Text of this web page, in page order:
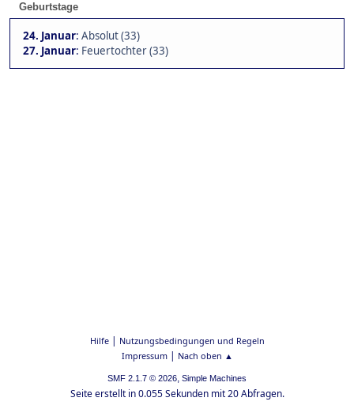
Geburtstage
24. Januar: Absolut (33)
27. Januar: Feuertochter (33)
Hilfe| Nutzungsbedingungen und Regeln
Impressum| Nach oben ▲
SMF 2.1.7 © 2026, Simple Machines
Seite erstellt in 0.055 Sekunden mit 20 Abfragen.